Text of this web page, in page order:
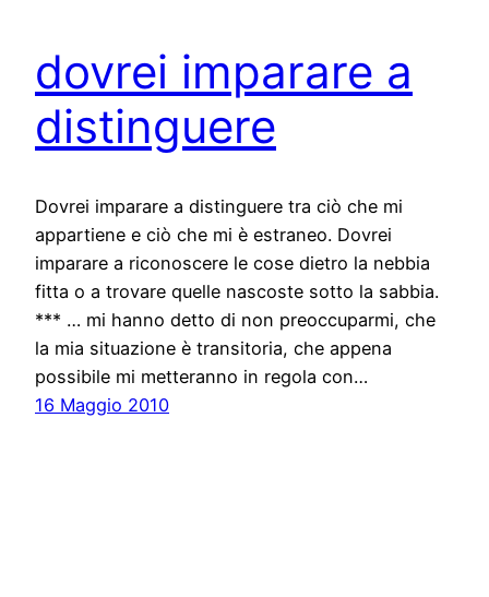
dovrei imparare a
distinguere
Dovrei imparare a distinguere tra ciò che mi
appartiene e ciò che mi è estraneo. Dovrei
imparare a riconoscere le cose dietro la nebbia
fitta o a trovare quelle nascoste sotto la sabbia.
*** … mi hanno detto di non preoccuparmi, che
la mia situazione è transitoria, che appena
possibile mi metteranno in regola con…
16 Maggio 2010